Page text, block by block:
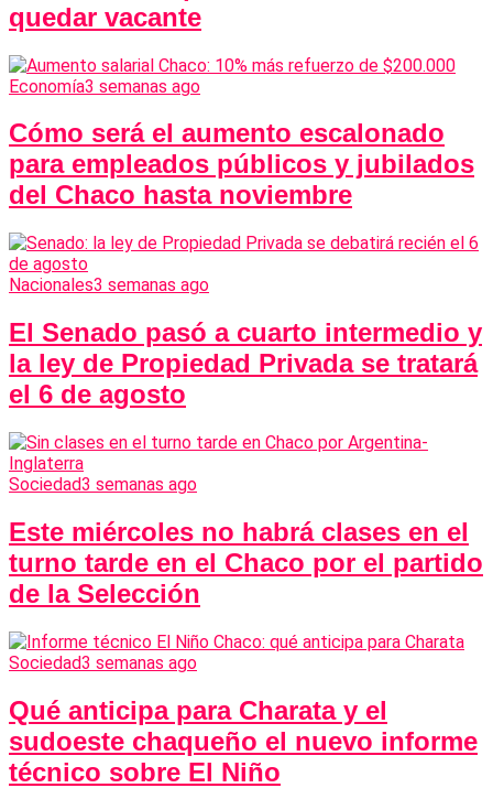
quedar vacante
Economía3 semanas ago
Cómo será el aumento escalonado
para empleados públicos y jubilados
del Chaco hasta noviembre
Nacionales3 semanas ago
El Senado pasó a cuarto intermedio y
la ley de Propiedad Privada se tratará
el 6 de agosto
Sociedad3 semanas ago
Este miércoles no habrá clases en el
turno tarde en el Chaco por el partido
de la Selección
Sociedad3 semanas ago
Qué anticipa para Charata y el
sudoeste chaqueño el nuevo informe
técnico sobre El Niño